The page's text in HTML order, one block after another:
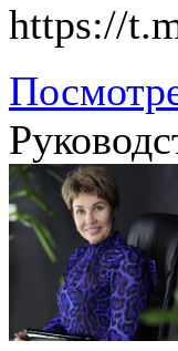
https://